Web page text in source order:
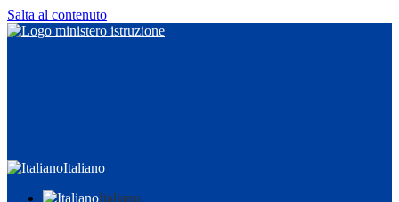
Salta al contenuto
Italiano
Italiano